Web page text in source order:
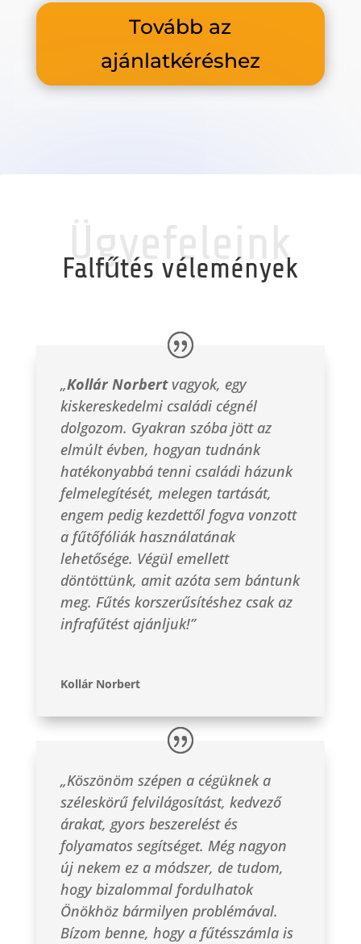
Tovább az
ajánlatkéréshez
Ügyefeleink
Falfűtés vélemények
„Kollár Norbertvagyok, egy
kiskereskedelmi családi cégnél
dolgozom. Gyakran szóba jött az
elmúlt évben, hogyan tudnánk
hatékonyabbá tenni családi házunk
felmelegítését, melegen tartását,
engem pedig kezdettől fogva vonzott
a fűtőfóliák használatának
lehetősége. Végül emellett
döntöttünk, amit azóta sem bántunk
meg. Fűtés korszerűsítéshez csak az
infrafűtést ajánljuk!”
Kollár Norbert
„Köszönöm szépen a cégüknek a
széleskörű felvilágosítást, kedvező
árakat, gyors beszerelést és
folyamatos segítséget. Még nagyon
új nekem ez a módszer, de tudom,
hogy bizalommal fordulhatok
Önökhöz bármilyen problémával.
Bízom benne, hogy a fűtésszámla is